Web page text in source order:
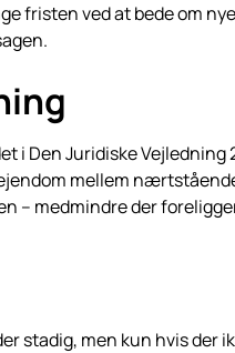
fristen ved at bede om
i Den Juridiske Vejledning
mellem
– medmindre der
stadig, men kun hvis der